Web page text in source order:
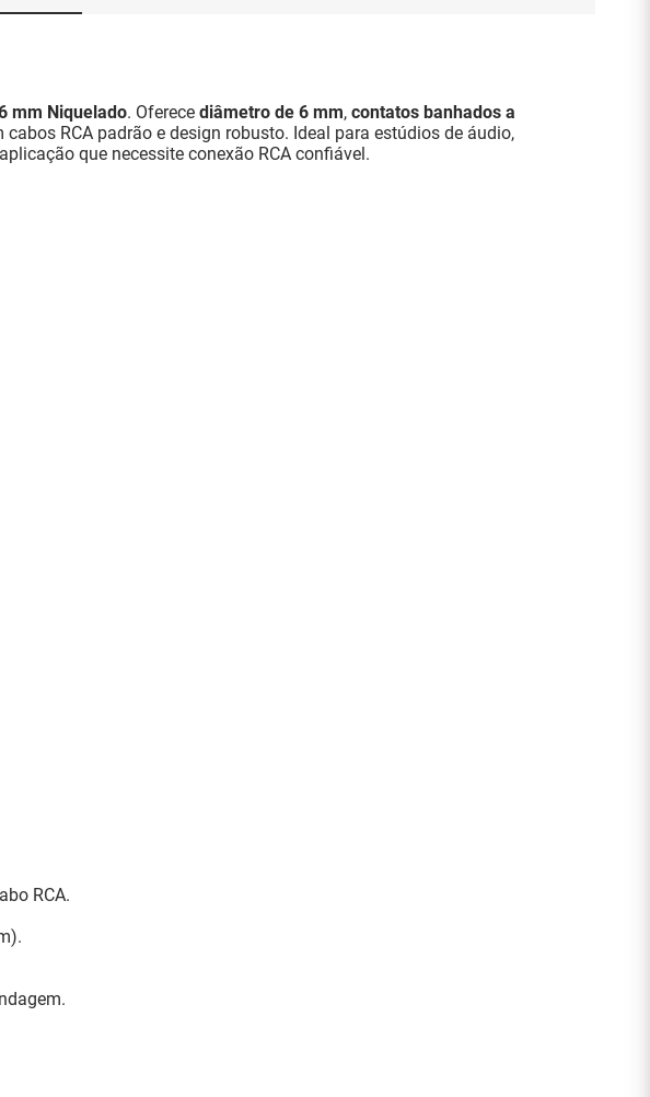
mm Niquelado. Oferece diâmetro de 6 mm, contatos banhados a
cabos RCA padrão e design robusto. Ideal para estúdios de áudio,
que necessite conexão RCA confiável.
RCA.